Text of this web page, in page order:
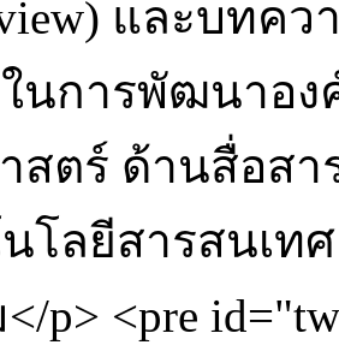
และบทคว
นการพัฒนาอ
สตร์ ด้านสื่อส
โลยีสารสนเท
p> <pre